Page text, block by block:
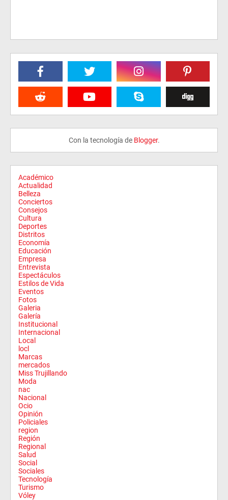
Con la tecnología de Blogger.
Académico
Actualidad
Belleza
Conciertos
Consejos
Cultura
Deportes
Distritos
Economía
Educación
Empresa
Entrevista
Espectáculos
Estilos de Vida
Eventos
Fotos
Galeria
Galería
Institucional
Internacional
Local
locl
Marcas
mercados
Miss Trujillando
Moda
nac
Nacional
Ocio
Opinión
Policiales
region
Región
Regional
Salud
Social
Sociales
Tecnología
Turismo
Vóley